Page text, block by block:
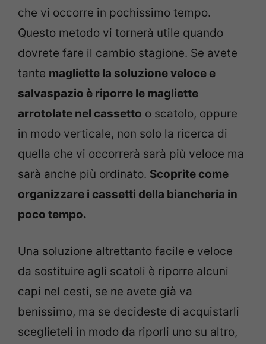
che vi occorre in pochissimo tempo.
Questo metodo vi tornerà utile quando
dovrete fare il cambio stagione. Se avete
tante magliette la soluzione veloce e
salvaspazio è riporre le magliette
arrotolate nel cassetto o scatolo, oppure
in modo verticale, non solo la ricerca di
quella che vi occorrerà sarà più veloce ma
sarà anche più ordinato. Scoprite come
organizzare i cassetti della biancheria in
poco tempo.
Una soluzione altrettanto facile e veloce
da sostituire agli scatoli è riporre alcuni
capi nel cesti, se ne avete già va
benissimo, ma se decideste di acquistarli
sceglieteli in modo da riporli uno su altro,